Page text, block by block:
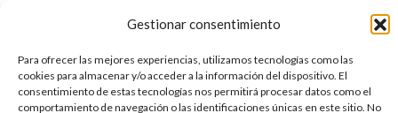
Gestionar consentimiento
Para ofrecer las mejores experiencias, utilizamos tecnologías como las
cookies para almacenar y/o acceder a la información del dispositivo. El
consentimiento de estas tecnologías nos permitirá procesar datos como el
comportamiento de navegación o las identificaciones únicas en este sitio. No
Política de Privacidad
Aviso Legal